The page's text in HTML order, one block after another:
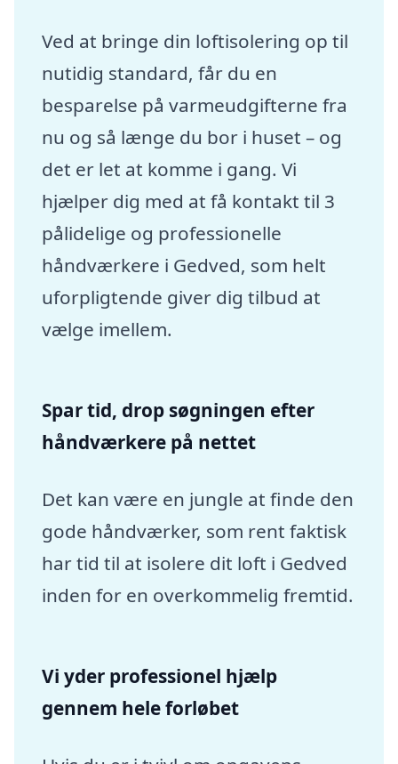
Ved at bringe din loftisolering op til
nutidig standard, får du en
besparelse på varmeudgifterne fra
nu og så længe du bor i huset – og
det er let at komme i gang. Vi
hjælper dig med at få kontakt til 3
pålidelige og professionelle
håndværkere i Gedved, som helt
uforpligtende giver dig tilbud at
vælge imellem.
Spar tid, drop søgningen efter
håndværkere på nettet
Det kan være en jungle at finde den
gode håndværker, som rent faktisk
har tid til at isolere dit loft i Gedved
inden for en overkommelig fremtid.
Vi yder professionel hjælp
gennem hele forløbet